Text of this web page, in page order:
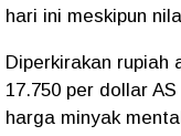
hari ini meskipun
Diperkirakan rupiah
17.750 per dollar
harga minyak